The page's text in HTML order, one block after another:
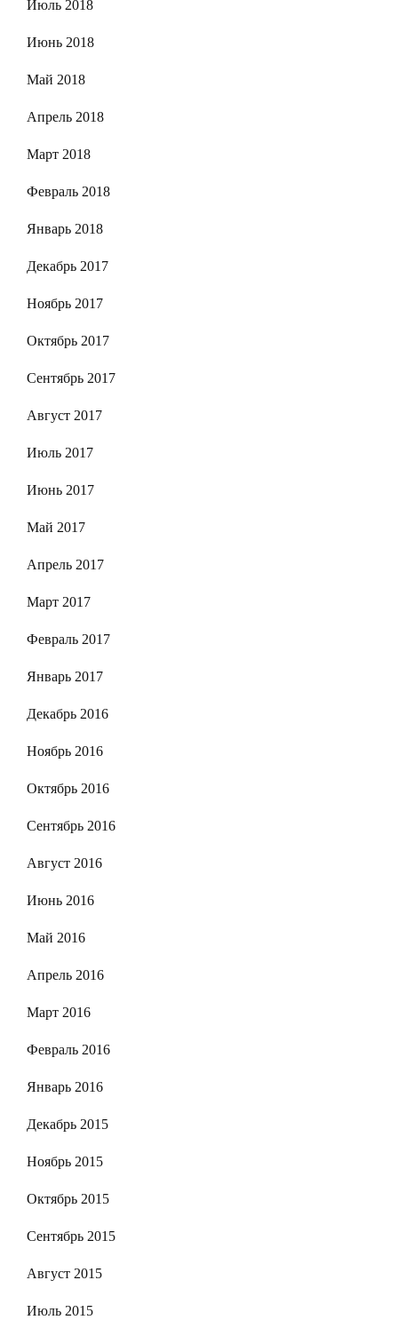
Июль 2018
Июнь 2018
Май 2018
Апрель 2018
Март 2018
Февраль 2018
Январь 2018
Декабрь 2017
Ноябрь 2017
Октябрь 2017
Сентябрь 2017
Август 2017
Июль 2017
Июнь 2017
Май 2017
Апрель 2017
Март 2017
Февраль 2017
Январь 2017
Декабрь 2016
Ноябрь 2016
Октябрь 2016
Сентябрь 2016
Август 2016
Июнь 2016
Май 2016
Апрель 2016
Март 2016
Февраль 2016
Январь 2016
Декабрь 2015
Ноябрь 2015
Октябрь 2015
Сентябрь 2015
Август 2015
Июль 2015